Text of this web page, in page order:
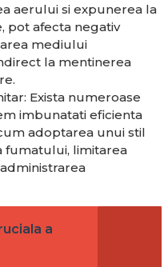
aerului si expunerea la
pot afecta negativ
mediului
la mentinerea
Exista numeroase
imbunatati eficienta
adoptarea unui stil
fumatului, limitarea
a